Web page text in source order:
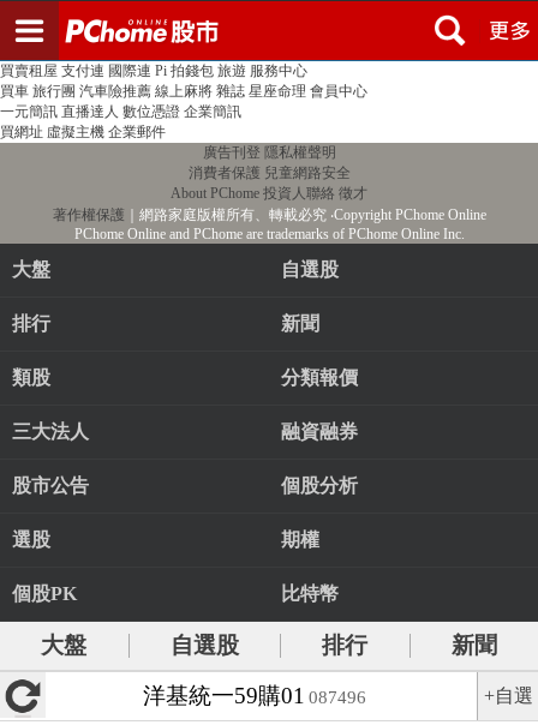
PChome首頁 線上購物 24h購物 書店
買賣租屋 支付連 國際連 Pi 拍錢包 旅遊 服務中心
買車 旅行團 汽車險推薦 線上麻將 雜誌 星座命理 會員中心
一元簡訊 直播達人 數位憑證 企業簡訊
買網址 虛擬主機 企業郵件
廣告刊登 隱私權聲明
消費者保護 兒童網路安全
About PChome 投資人聯絡 徵才
著作權保護 ｜網路家庭版權所有、轉載必究‧Copyright PChome Online
PChome Online and PChome are trademarks of PChome Online Inc.
大盤 自選股
排行 新聞
類股 分類報價
三大法人 融資融券
股市公告 個股分析
選股 期權
個股PK 比特幣
大盤 自選股 排行
新聞
洋基統一59購01 087496 +自選